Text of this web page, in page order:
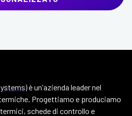
) è un'azienda leader nel
Progettiamo e produciamo
schede di controllo e